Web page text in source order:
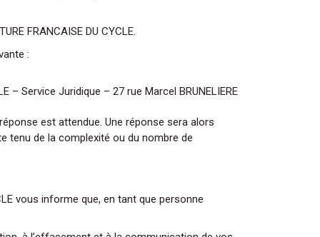
FRANCAISE DU CYCLE.
:
– Service Juridique – 27 rue Marcel BRUNELIERE
est attendue. Une réponse sera alors
tenu de la complexité ou du nombre de
vous informe que, en tant que personne